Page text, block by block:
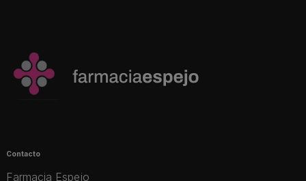
Contacto
Farmacia Espejo